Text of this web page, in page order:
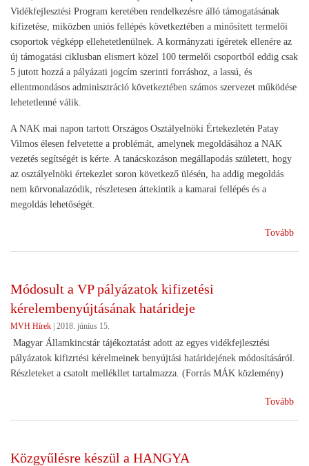
Vidékfejlesztési Program keretében rendelkezésre álló támogatásának
kifizetése, miközben uniós fellépés következtében a minősített termelői
csoportok végképp ellehetetlenülnek. A kormányzati ígéretek ellenére az
új támogatási ciklusban elismert közel 100 termelői csoportból eddig csak
5 jutott hozzá a pályázati jogcím szerinti forráshoz, a lassú, és
ellentmondásos adminisztráció következtében számos szervezet működése
lehetetlenné válik.
A NAK mai napon tartott Országos Osztályelnöki Értekezletén Patay
Vilmos élesen felvetette a problémát, amelynek megoldásához a NAK
vezetés segítségét is kérte. A tanácskozáson megállapodás született, hogy
az osztályelnöki értekezlet soron következő ülésén, ha addig megoldás
nem körvonalazódik, részletesen áttekintik a kamarai fellépés és a
megoldás lehetőségét.
Tovább
Módosult a VP pályázatok kifizetési
kérelembenyújtásának határideje
MVH Hírek 2018. június 15.
Magyar Államkincstár tájékoztatást adott az egyes vidékfejlesztési
pályázatok kifizrtési kérelmeinek benyújtási határidejének módosításáról.
Részleteket a csatolt mellékllet tartalmazza. (Forrás MÁK közlemény)
Tovább
Közgyűlésre készül a HANGYA